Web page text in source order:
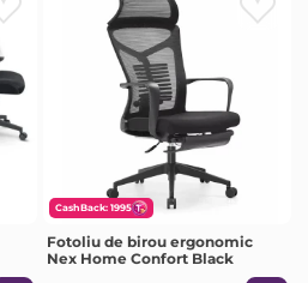
CashBack: 1995
Fotoliu de birou ergonomic
Nex Home Confort Black